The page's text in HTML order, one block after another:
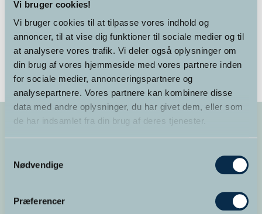
Vi bruger cookies!
Vi bruger cookies til at tilpasse vores indhold og
annoncer, til at vise dig funktioner til sociale medier og til
at analysere vores trafik. Vi deler også oplysninger om
din brug af vores hjemmeside med vores partnere inden
for sociale medier, annonceringspartnere og
analysepartnere. Vores partnere kan kombinere disse
data med andre oplysninger, du har givet dem, eller som
de har indsamlet fra din brug af deres tjenester.
Nødvendige
Præferencer